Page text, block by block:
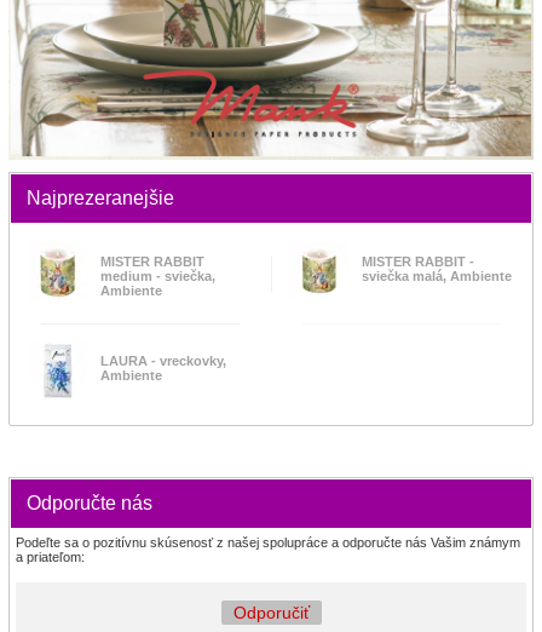
Najprezeranejšie
MISTER RABBIT
medium - sviečka,
Ambiente
MISTER RABBIT -
sviečka malá, Ambiente
LAURA - vreckovky,
Ambiente
Odporučte nás
Podeľte sa o pozitívnu skúsenosť z našej spolupráce a odporučte nás Vašim známym
a priateľom:
Odporučiť